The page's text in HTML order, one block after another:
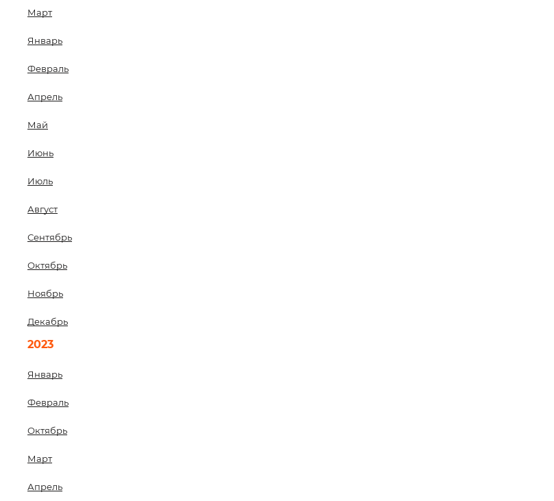
Март
Январь
Февраль
Апрель
Май
Июнь
Июль
Август
Сентябрь
Октябрь
Ноябрь
Декабрь
2023
Январь
Февраль
Октябрь
Март
Апрель